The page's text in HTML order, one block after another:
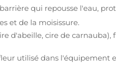
qui repousse l'eau,
et de la moisissure.
d'abeille, cire de
utilisé dans l'équipement